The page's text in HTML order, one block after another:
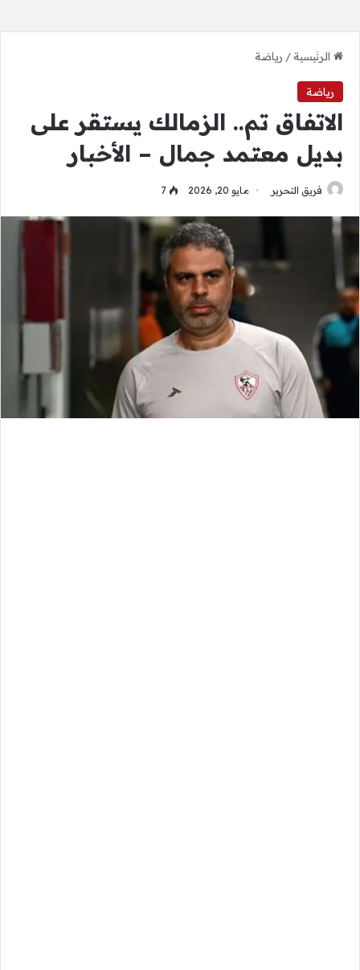
الرئيسية/ رياضة
رياضة
الاتفاق تم.. الزمالك يستقر على
بديل معتمد جمال – الأخبار
فريق التحرير مايو 20, 2026 7